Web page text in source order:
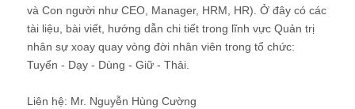
và Con người như CEO, Manager, HRM, HR). Ở đây có các
tài liệu, bài viết, hướng dẫn chi tiết trong lĩnh vực Quản trị
nhân sự xoay quay vòng đời nhân viên trong tổ chức:
Tuyển - Dạy - Dùng - Giữ - Thải.
Liên hệ: Mr. Nguyễn Hùng Cường